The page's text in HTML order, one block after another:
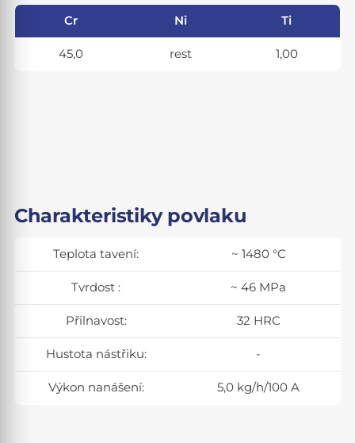
Cr Ni Ti
45,0 rest 1,00
Charakteristiky povlaku
Teplota tavení: ~ 1480 °C
Tvrdost : ~ 46 MPa
Přilnavost: 32 HRC
Hustota nástřiku: -
Výkon nanášení: 5,0 kg/h/100 A